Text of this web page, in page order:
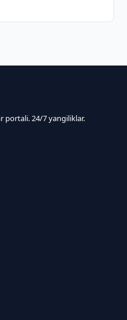
portali. 24/7 yangiliklar.